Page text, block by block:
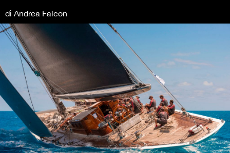
di Andrea Falcon